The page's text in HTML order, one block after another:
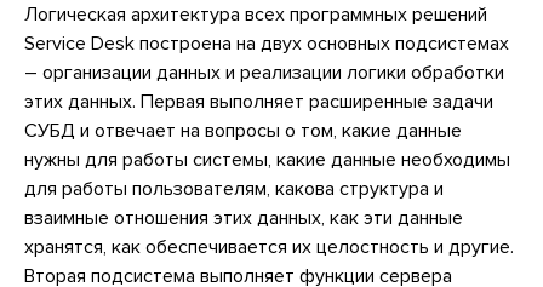
Логическая архитектура всех программных решений
Service Desk построена на двух основных подсистемах
– организации данных и реализации логики обработки
этих данных. Первая выполняет расширенные задачи
СУБД и отвечает на вопросы о том, какие данные
нужны для работы системы, какие данные необходимы
для работы пользователям, какова структура и
взаимные отношения этих данных, как эти данные
хранятся, как обеспечивается их целостность и другие.
Вторая подсистема выполняет функции сервера